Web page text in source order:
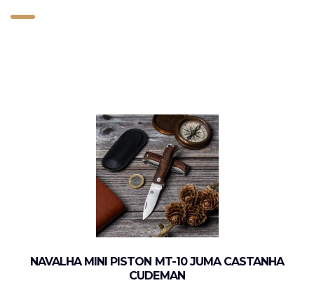
NAVALHA MINI PISTON MT-10 JUMA CASTANHA
CUDEMAN